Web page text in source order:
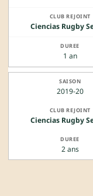
Ciencias Rugby
1 an
2019-20
Ciencias Rugby
2 ans